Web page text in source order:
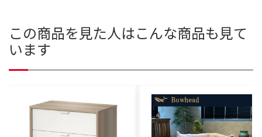
この商品を見た人はこんな商品も見て
います